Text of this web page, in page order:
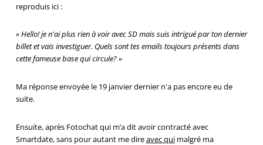
reproduis ici :
« Hello! je n'ai plus rien à voir avec SD mais suis intrigué par ton dernier
billet et vais investiguer. Quels sont tes emails toujours présents dans
cette fameuse base qui circule? »
Ma réponse envoyée le 19 janvier dernier n'a pas encore eu de
suite.
Ensuite, après Fotochat qui m’a dit avoir contracté avec
Smartdate, sans pour autant me direavec quimalgré ma